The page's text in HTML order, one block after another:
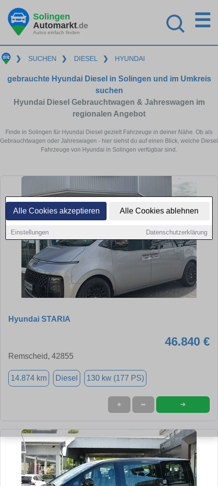
Alle Cookies akzeptieren Alle Cookies ablehnen
Einstellungen Datenschutzerklärung
Solingen
Automarkt.de
Autos einfach finden
☰
❯ SUCHEN ❯ DIESEL ❯ HYUNDAI
gebrauchte Hyundai Diesel in Solingen und im Umkreis
suchen
Hyundai Diesel Gebrauchtwagen & Jahreswagen im
regionalen Angebot
Finde in Solingen für Hyundai Diesel gezielt Fahrzeuge in deiner Nähe. Ob als
Gebrauchtwagen oder Jahreswagen - hier siehst du auf einen Blick, welche Diesel
Fahrzeuge von Hyundai in Solingen verfügbar sind.
Hyundai STARIA
46.840 €
Remscheid, 42855
14.874 km Diesel 130 kw (177 PS)
★ ➦ ➜